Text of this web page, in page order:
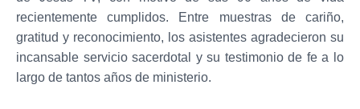
recientemente cumplidos. Entre muestras de cariño,
gratitud y reconocimiento, los asistentes agradecieron su
incansable servicio sacerdotal y su testimonio de fe a lo
largo de tantos años de ministerio.